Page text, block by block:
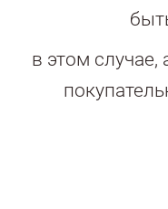
в этом случае,